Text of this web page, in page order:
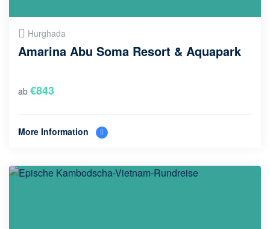
Hurghada
Amarina Abu Soma Resort & Aquapark
ab €843
More Information